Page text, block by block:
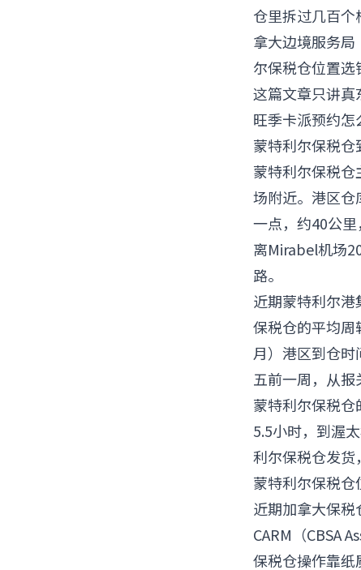
仓里拆过几百
拿大边境服务局
尔保税仓位置选
这篇文章只讲真
旺季卡派预约怎
蒙特利尔保税
蒙特利尔保税
场附近。港区
一点，约40公
离Mirabel机场
路。
近期蒙特利尔
保税仓的平均
月）港区到仓
五前一周，从报
蒙特利尔保税
5.5小时，到渥
利尔保税仓发货
蒙特利尔保税仓
近期加拿大保税
CARM（CBSA
保税仓操作靠纸